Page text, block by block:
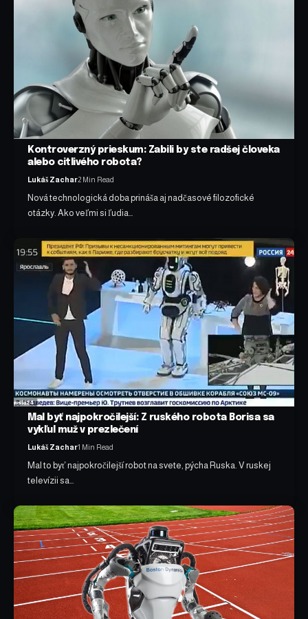
Kontroverzný prieskum: Zabili by ste radšej človeka
alebo citlivého robota?
Lukáš Zachar2 Min Read
Nová technologická doba prináša aj nadčasové filozofické
otázky. Ako veľmi si ľudia…
Mal byť najpokročilejší: Z ruského robota Borisa sa
vykľul muž v prezlečení
Lukáš Zachar1 Min Read
Mal to byť najpokročilejší robot na svete, pýcha Ruska. V ruskej
televízii sa…